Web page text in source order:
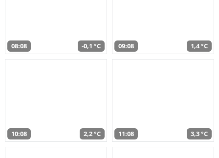
08:08 -0,1 °C 09:08 1,4 °C
10:08 2,2 °C 11:08 3,3 °C